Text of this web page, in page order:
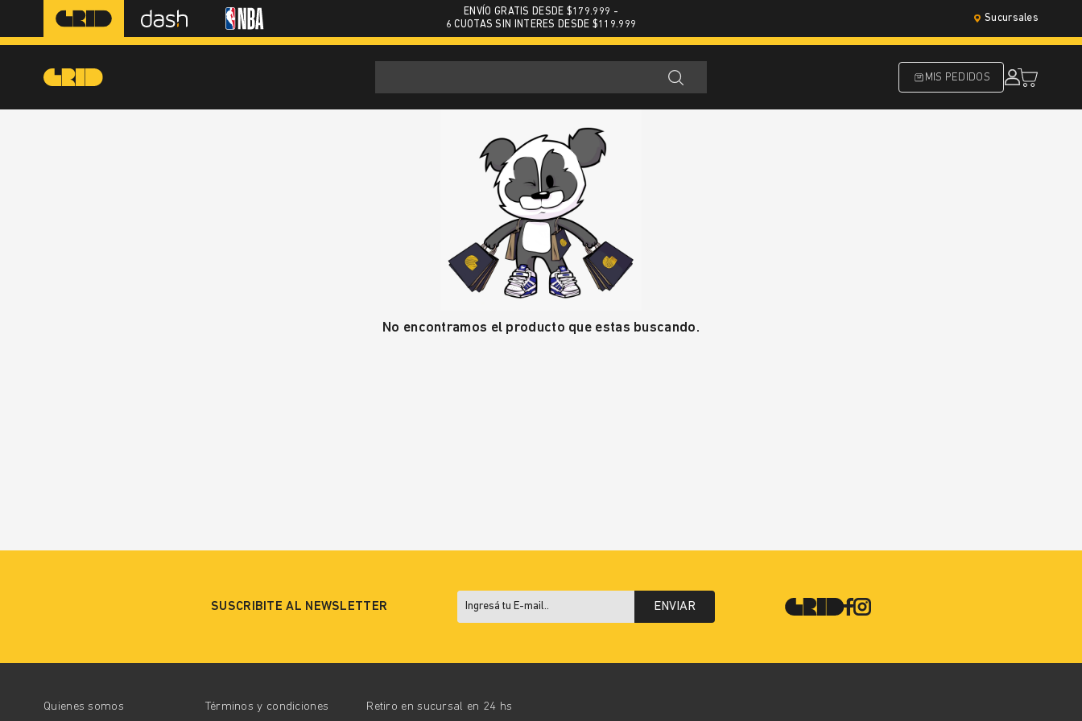
ENVÍO GRATIS DESDE $179.999 -
6 CUOTAS SIN INTERES DESDE $119.999
Sucursales
MIS PEDIDOS
No encontramos el producto que estas buscando.
SUSCRIBITE AL NEWSLETTER ENVIAR
Quienes somos Términos y condiciones Retiro en sucursal en 24 hs